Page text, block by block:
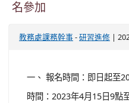
名參加
教務處課務幹事 - 研習進修 |
一、 報名時間：即日起至
時間：2023年4月15日9點